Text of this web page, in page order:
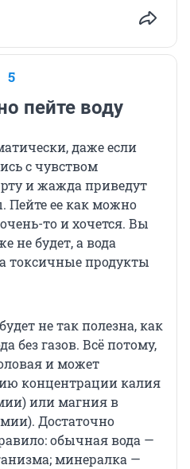
5
пейте воду
даже если
с чувством
и жажда приведут
Пейте ее как можно
то и хочется. Вы
не будет, а вода
токсичные продукты
не так полезна, как
без газов. Всё потому,
и может
концентрации калия
или магния в
Достаточно
обычная вода —
минералка —